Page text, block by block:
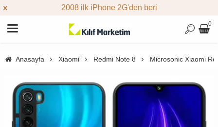
2008 ilk iPhone 2G'den beri
0
Anasayfa Xiaomi Redmi Note 8 Microsonic Xiaomi